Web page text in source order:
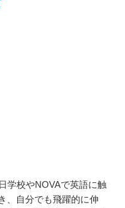
学校やNOVAで英語に触
、自分でも飛躍的に伸